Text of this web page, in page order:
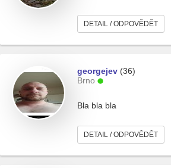
DETAIL / ODPOVĚDĚT
georgejev (36)
Brno
Bla bla bla
DETAIL / ODPOVĚDĚT